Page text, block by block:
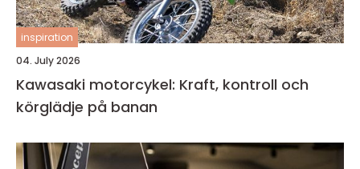
inspiration
04. July 2026
Kawasaki motorcykel: Kraft, kontroll och
körglädje på banan